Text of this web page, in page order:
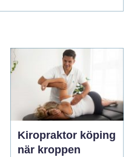
Kiropraktor köping
när kroppen